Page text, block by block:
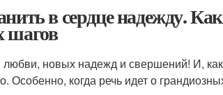
в сердце надежду.
шагов
новых надежд и свершений! И,
Особенно, когда речь идет о